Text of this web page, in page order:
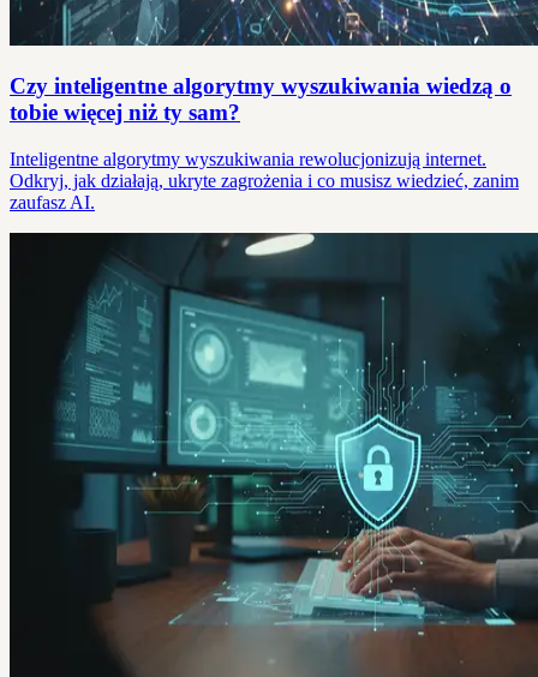
Czy inteligentne algorytmy wyszukiwania wiedzą o
tobie więcej niż ty sam?
Inteligentne algorytmy wyszukiwania rewolucjonizują internet.
Odkryj, jak działają, ukryte zagrożenia i co musisz wiedzieć, zanim
zaufasz AI.